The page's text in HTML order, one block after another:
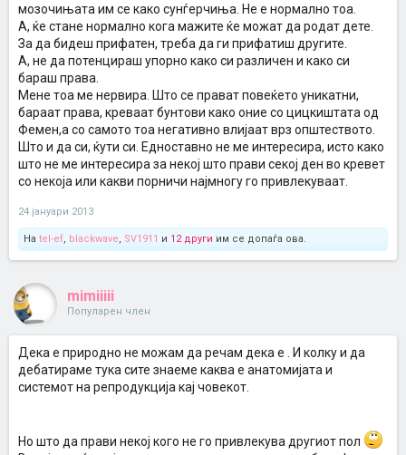
мозочињата им се како сунѓерчиња. Не е нормално тоа.
А, ќе стане нормално кога мажите ќе можат да родат дете.
За да бидеш прифатен, треба да ги прифатиш другите.
А, не да потенцираш упорно како си различен и како си
бараш права.
Мене тоа ме нервира. Што се прават повеќето уникатни,
бараат права, креваат бунтови како оние со цицкиштата од
Фемен,а со самото тоа негативно влијаат врз општеството.
Што и да си, ќути си. Едноставно не ме интересира, исто како
што не ме интересира за некој што прави секој ден во кревет
со некоја или какви порничи најмногу го привлекуваат.
24 јануари 2013
На tel-ef, blackwave, SV1911 и 12 други им се допаѓа ова.
mimiiiii
Популарен член
Дека е природно не можам да речам дека е . И колку и да
дебатираме тука сите знаеме каква е анатомијата и
системот на репродукција кај човекот.
Но што да прави некој кого не го привлекува другиот пол